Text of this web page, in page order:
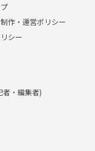
作・運営ポリシー
シー
者・編集者)